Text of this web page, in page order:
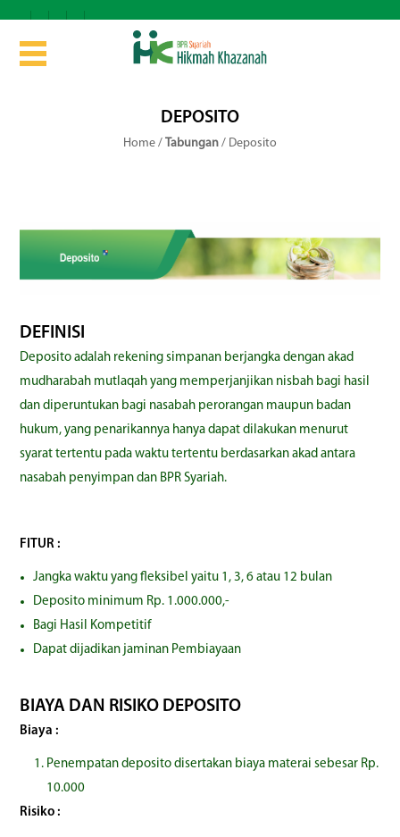
DEPOSITO
Home / Tabungan / Deposito
DEFINISI
Deposito adalah rekening simpanan berjangka dengan akad
mudharabah mutlaqah yang memperjanjikan nisbah bagi hasil
dan diperuntukan bagi nasabah perorangan maupun badan
hukum, yang penarikannya hanya dapat dilakukan menurut
syarat tertentu pada waktu tertentu berdasarkan akad antara
nasabah penyimpan dan BPR Syariah.
FITUR :
Jangka waktu yang fleksibel yaitu 1, 3, 6 atau 12 bulan
Deposito minimum Rp. 1.000.000,-
Bagi Hasil Kompetitif
Dapat dijadikan jaminan Pembiayaan
BIAYA DAN RISIKO DEPOSITO
Biaya :
Penempatan deposito disertakan biaya materai sebesar Rp.
10.000
Risiko :